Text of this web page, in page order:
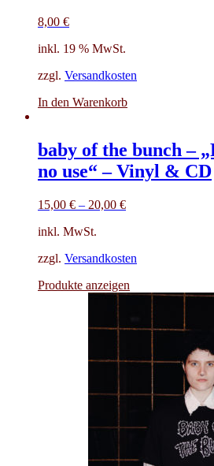
8,00 €
inkl. 19 % MwSt.
zzgl. Versandkosten
In den Warenkorb
baby of the bunch –
no use“ – Vinyl & CD
15,00 € – 20,00 €
inkl. MwSt.
zzgl. Versandkosten
Produkte anzeigen